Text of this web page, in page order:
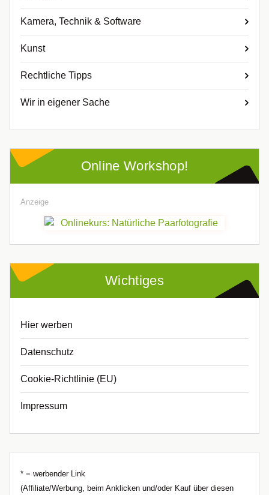
Kamera, Technik & Software
Kunst
Rechtliche Tipps
Wir in eigener Sache
Online Workshop!
Anzeige
Wichtiges
Hier werben
Datenschutz
Cookie-Richtlinie (EU)
Impressum
* = werbender Link
(Affiliate/Werbung, beim Anklicken und/oder Kauf über diesen